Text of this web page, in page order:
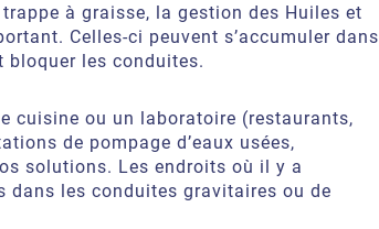
à graisse, la gestion des Huiles et
Celles-ci peuvent s’accumuler dans
bloquer les conduites.
cuisine ou un laboratoire (restaurants,
de pompage d’eaux usées,
solutions. Les endroits où il y a
les conduites gravitaires ou de